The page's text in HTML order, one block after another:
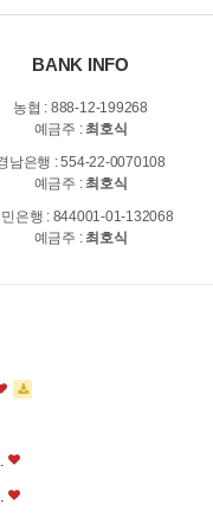
BANK INFO
농협 : 888-12-199268
예금주 : 최호식
남은행 : 554-22-0070108
예금주 : 최호식
은행 : 844001-01-132068
예금주 : 최호식